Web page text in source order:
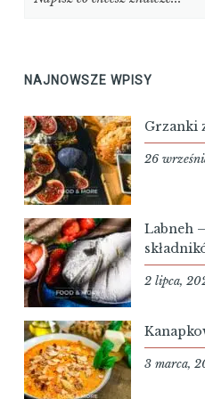
NAJNOWSZE WPISY
Grzanki
26
Labneh
2 lipca,
3 marca,